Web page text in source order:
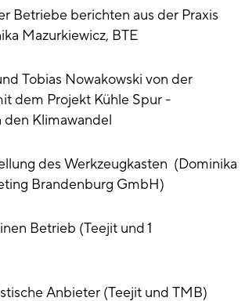
Betriebe berichten aus der Praxis
Mazurkiewicz, BTE
Tobias Nowakowski von der
dem Projekt Kühle Spur -
den Klimawandel
des Werkzeugkasten (Dominika
Brandenburg GmbH)
Betrieb (Teejit und 1
Anbieter (Teejit und TMB)